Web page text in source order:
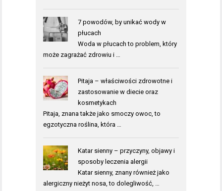
7 powodów, by unikać wody w
płucach
Woda w płucach to problem, który
może zagrażać zdrowiu i …
Pitaja – właściwości zdrowotne i
zastosowanie w diecie oraz
kosmetykach
Pitaja, znana także jako smoczy owoc, to
egzotyczna roślina, która …
Katar sienny – przyczyny, objawy i
sposoby leczenia alergii
Katar sienny, znany również jako
alergiczny nieżyt nosa, to dolegliwość, …